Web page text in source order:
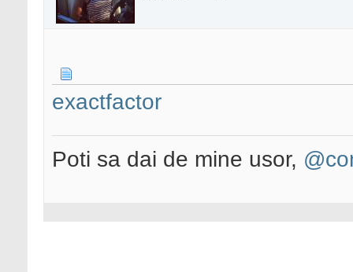
exactfactor
Poti sa dai de mine usor,